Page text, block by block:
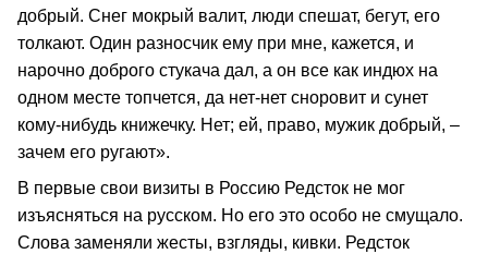
добрый. Снег мокрый валит, люди спешат, бегут, его
толкают. Один разносчик ему при мне, кажется, и
нарочно доброго стукача дал, а он все как индюх на
одном месте топчется, да нет-нет сноровит и сунет
кому-нибудь книжечку. Нет; ей, право, мужик добрый, –
зачем его ругают».
В первые свои визиты в Россию Редсток не мог
изъясняться на русском. Но его это особо не смущало.
Слова заменяли жесты, взгляды, кивки. Редсток